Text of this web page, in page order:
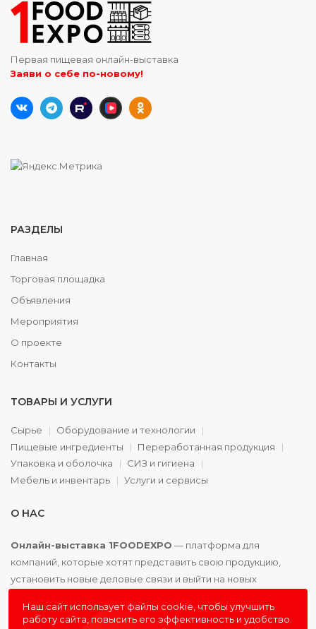
Первая пищевая онлайн-выставка
Заяви о себе по-новому!
РАЗДЕЛЫ
Главная
Торговая площадка
Объявления
Мероприятия
О проекте
Контакты
ТОВАРЫ И УСЛУГИ
Сырье
Оборудование и технологии
Пищевые ингредиенты
Переработанная продукция
Упаковка и оболочка
СИЗ и гигиена
Мебель и инвентарь
Услуги и сервисы
О НАС
Онлайн-выставка 1FOODEXPO — платформа для
компаний, которые хотят представить свою продукцию,
установить новые деловые связи и выйти на новых
Наш сайт использует файлы cookie, чтобы улучшить
работу сайта, повысить его эффективность и удобство.